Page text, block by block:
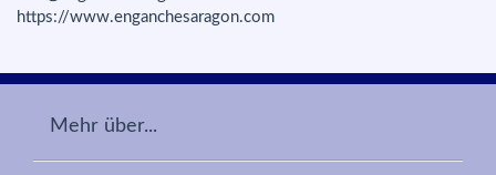
https://www.enganchesaragon.com
Mehr über...